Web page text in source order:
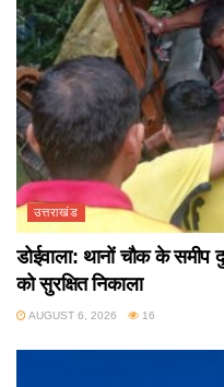
उत्तराखंड
डोईवाला: थानों चौक के
को सुरक्षित निकाला
AUGUST 6, 2026 16